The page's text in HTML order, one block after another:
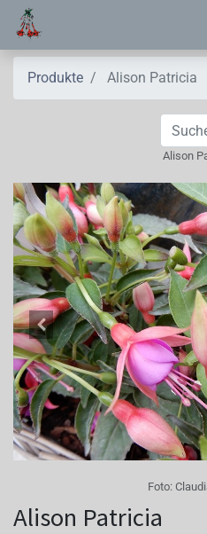
Produkte Alison Patricia
Alison
Foto:
Alison Patricia